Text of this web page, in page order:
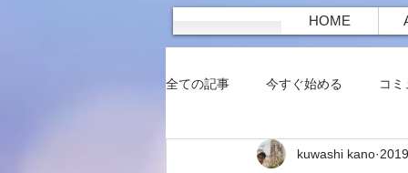
HOME
全ての記事 今すぐ始める コ
kuwashi kano